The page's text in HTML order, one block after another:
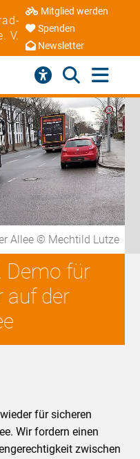
V.
Mitglied werden
Spenden
Newsletter
Allee © Mechtild Lutze
Demo für
auf der
für sicheren
Wir fordern einen
zwischen